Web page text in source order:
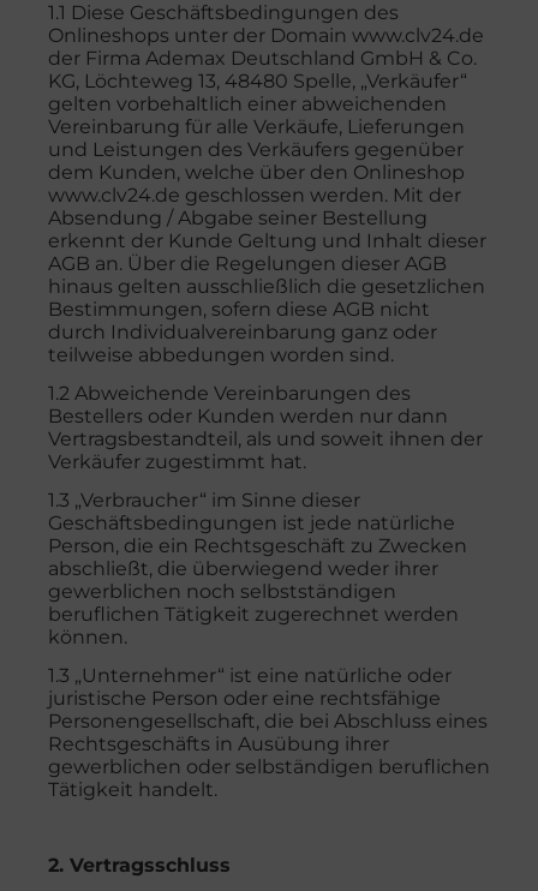
1.1 Diese Geschäftsbedingungen des
Onlineshops unter der Domain www.clv24.de
der Firma Ademax Deutschland GmbH & Co.
KG, Löchteweg 13, 48480 Spelle, „Verkäufer“
gelten vorbehaltlich einer abweichenden
Vereinbarung für alle Verkäufe, Lieferungen
und Leistungen des Verkäufers gegenüber
dem Kunden, welche über den Onlineshop
www.clv24.de geschlossen werden. Mit der
Absendung / Abgabe seiner Bestellung
erkennt der Kunde Geltung und Inhalt dieser
AGB an. Über die Regelungen dieser AGB
hinaus gelten ausschließlich die gesetzlichen
Bestimmungen, sofern diese AGB nicht
durch Individualvereinbarung ganz oder
teilweise abbedungen worden sind.
1.2 Abweichende Vereinbarungen des
Bestellers oder Kunden werden nur dann
Vertragsbestandteil, als und soweit ihnen der
Verkäufer zugestimmt hat.
1.3 „Verbraucher“ im Sinne dieser
Geschäftsbedingungen ist jede natürliche
Person, die ein Rechtsgeschäft zu Zwecken
abschließt, die überwiegend weder ihrer
gewerblichen noch selbstständigen
beruflichen Tätigkeit zugerechnet werden
können.
1.3 „Unternehmer“ ist eine natürliche oder
juristische Person oder eine rechtsfähige
Personengesellschaft, die bei Abschluss eines
Rechtsgeschäfts in Ausübung ihrer
gewerblichen oder selbständigen beruflichen
Tätigkeit handelt.
2. Vertragsschluss